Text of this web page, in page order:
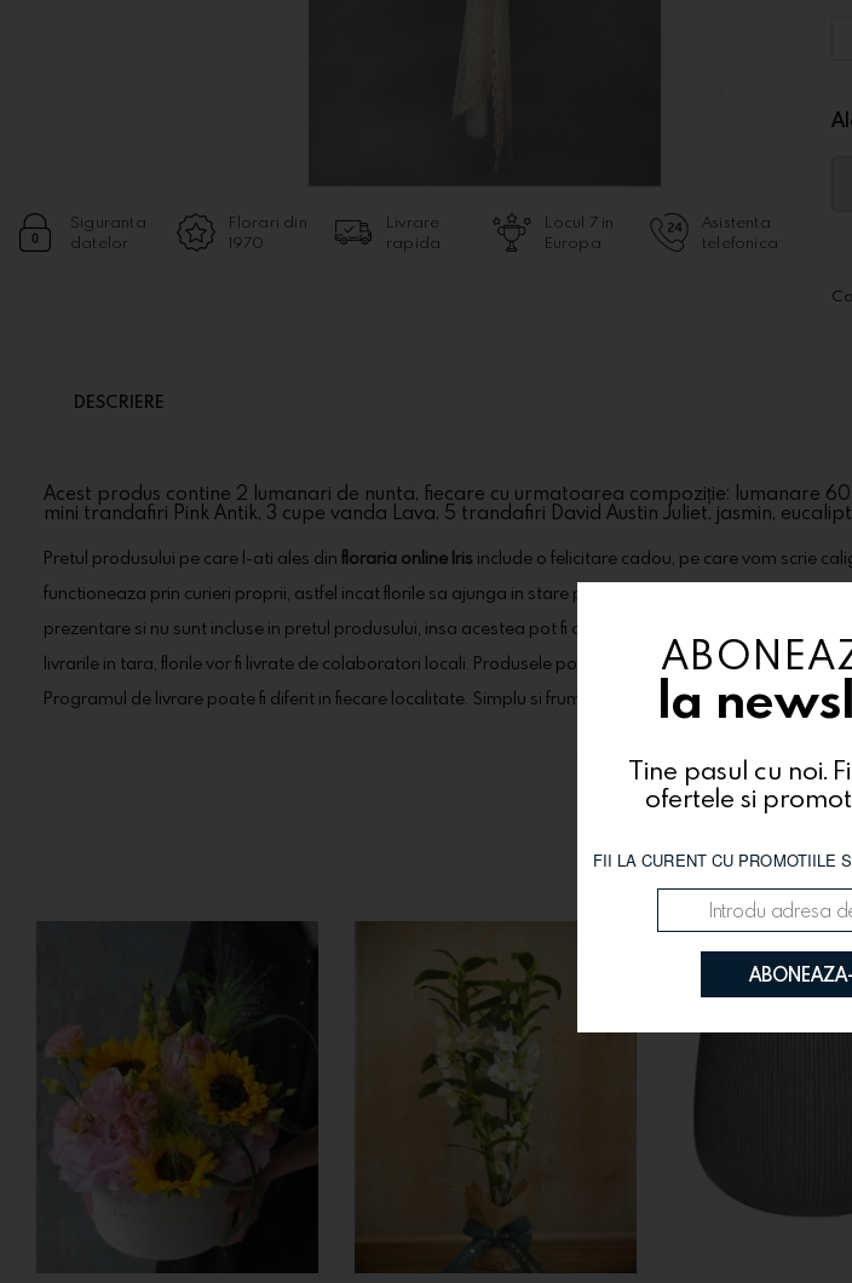
la
Tine pasul cu noi.
ofertele si
FII LA CURENT CU PROMOTIILE
Siguranta
datelor
Florari din
1970
Livrare
rapida
Locul 7 in
Europa
Asistenta
telefonica
DESCRIERE
Acest produs contine 2 lumanari de nunta, fiecare cu urmatoarea compoziție: lumanare
mini trandafiri Pink Antik, 3 cupe vanda Lava, 5 trandafiri David Austin Juliet, jasmin,
Pretul produsului pe care l-ati ales din floraria online Iris include o felicitare cadou, pe care vom scrie
functioneaza prin curieri proprii, astfel incat florile sa ajunga in stare perfecta la destinatarul ales. In
prezentare si nu sunt incluse in pretul produsului, insa acestea pot fi comandate alaturi de produsele
livrarile in tara, florile vor fi livrate de colaboratori locali. Produsele pot suferi modificari (tipul florilor,
Programul de livrare poate fi diferit in fiecare localitate. Simplu si frumos!
Te-ar putea